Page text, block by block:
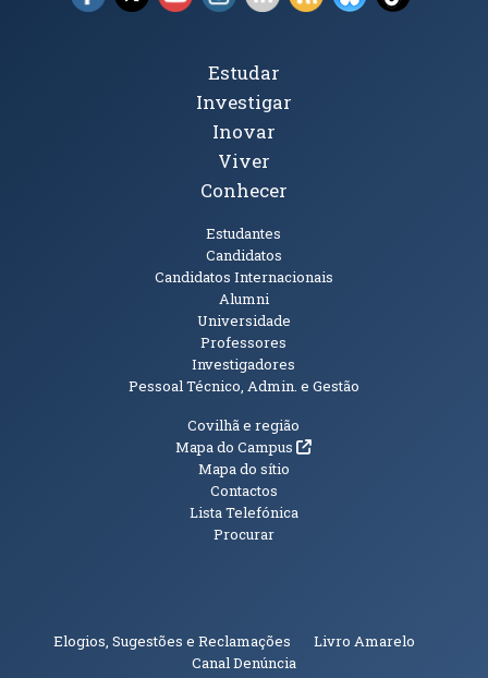
Tópicos Principais
Estudar
Investigar
Inovar
Viver
Conhecer
Estudantes
Candidatos
Candidatos Internacionais
Alumni
Universidade
Professores
Investigadores
Pessoal Técnico, Admin. e Gestão
Informações Adicionais
Covilhã e região
Mapa do Campus(abre em nova janela)
Mapa do sítio
Contactos
Lista Telefónica
Procurar
Elogios, Sugestões e Reclamações Livro Amarelo
Canal Denúncia(abre em nova janela)